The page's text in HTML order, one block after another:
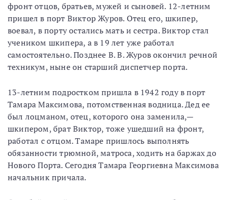
фронт отцов, братьев, мужей и сыновей. 12-летним
пришел в порт Виктор Журов. Отец его, шкипер,
воевал, в порту остались мать и сестра. Виктор стал
учеником шкипера, а в 19 лет уже работал
самостоятельно. Позднее В. В. Журов окончил речной
техникум, ныне он старший диспетчер порта.
13-летним подростком пришла в 1942 году в порт
Тамара Максимова, потомственная водница. Дед ее
был лоцманом, отец, которого она заменила,—
шкипером, брат Виктор, тоже ушедший на фронт,
работал с отцом. Тамаре пришлось выполнять
обязанности трюмной, матроса, ходить на баржах до
Нового Порта. Сегодня Тамара Георгиевна Максимова
начальник причала.